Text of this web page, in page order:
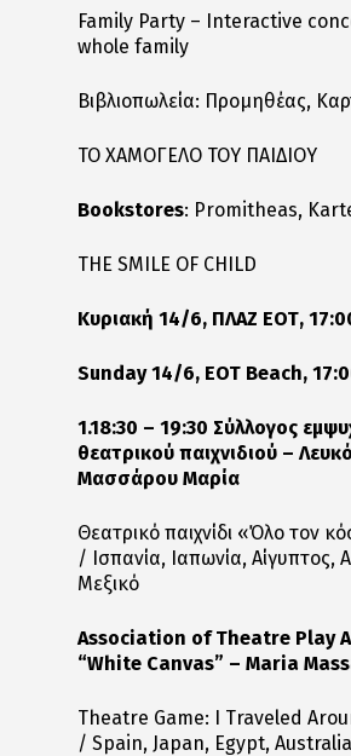
Family Party – Interactive
whole family
Βιβλιοπωλεία: Προμηθέας,
ΤΟ ΧΑΜΟΓΕΛΟ ΤΟΥ ΠΑΙΔΙΟΥ
Bookstores: Promitheas,
THE SMILE OF CHILD
Κυριακή 14/6, ΠΛΑΖ ΕΟΤ,
Sunday 14/6, EOT Beach,
1.18:30 – 19:30 Σύλλογος
θεατρικού παιχνιδιού –
Μασσάρου Μαρία
Θεατρικό παιχνίδι «Όλο τον
/ Ισπανία, Ιαπωνία, Αίγυπτος,
Μεξικό
Association of Theatre Play
“White Canvas” – Maria
Theatre Game: I Traveled
/ Spain, Japan, Egypt,